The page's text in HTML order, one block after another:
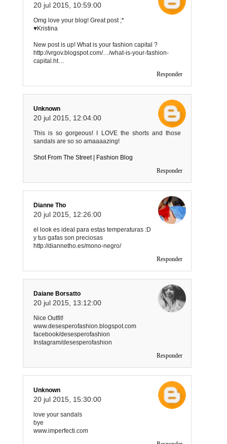
20 jul 2015, 10:59:00
Omg love your blog! Great post ;*
♥Kristina
New post is up! What is your fashion capital ?
http://vrgov.blogspot.com/…/what-is-your-fashion-
capital.ht…
Responder
Unknown
20 jul 2015, 12:04:00
This is so gorgeous! I LOVE the shorts and those
sandals are so so amaaaazing!
Shot From The Street | Fashion Blog
Responder
Dianne Tho
20 jul 2015, 12:26:00
el look es ideal para estas temperaturas :D
y tus gafas son preciosas
http://diannetho.es/mono-negro/
Responder
Daiane Borsatto
20 jul 2015, 13:12:00
Nice Outfit!
www.desesperofashion.blogspot.com
facebook/desesperofashion
Instagram/desesperofashion
Responder
Unknown
20 jul 2015, 15:30:00
love your sandals
bye
www.imperfecti.com